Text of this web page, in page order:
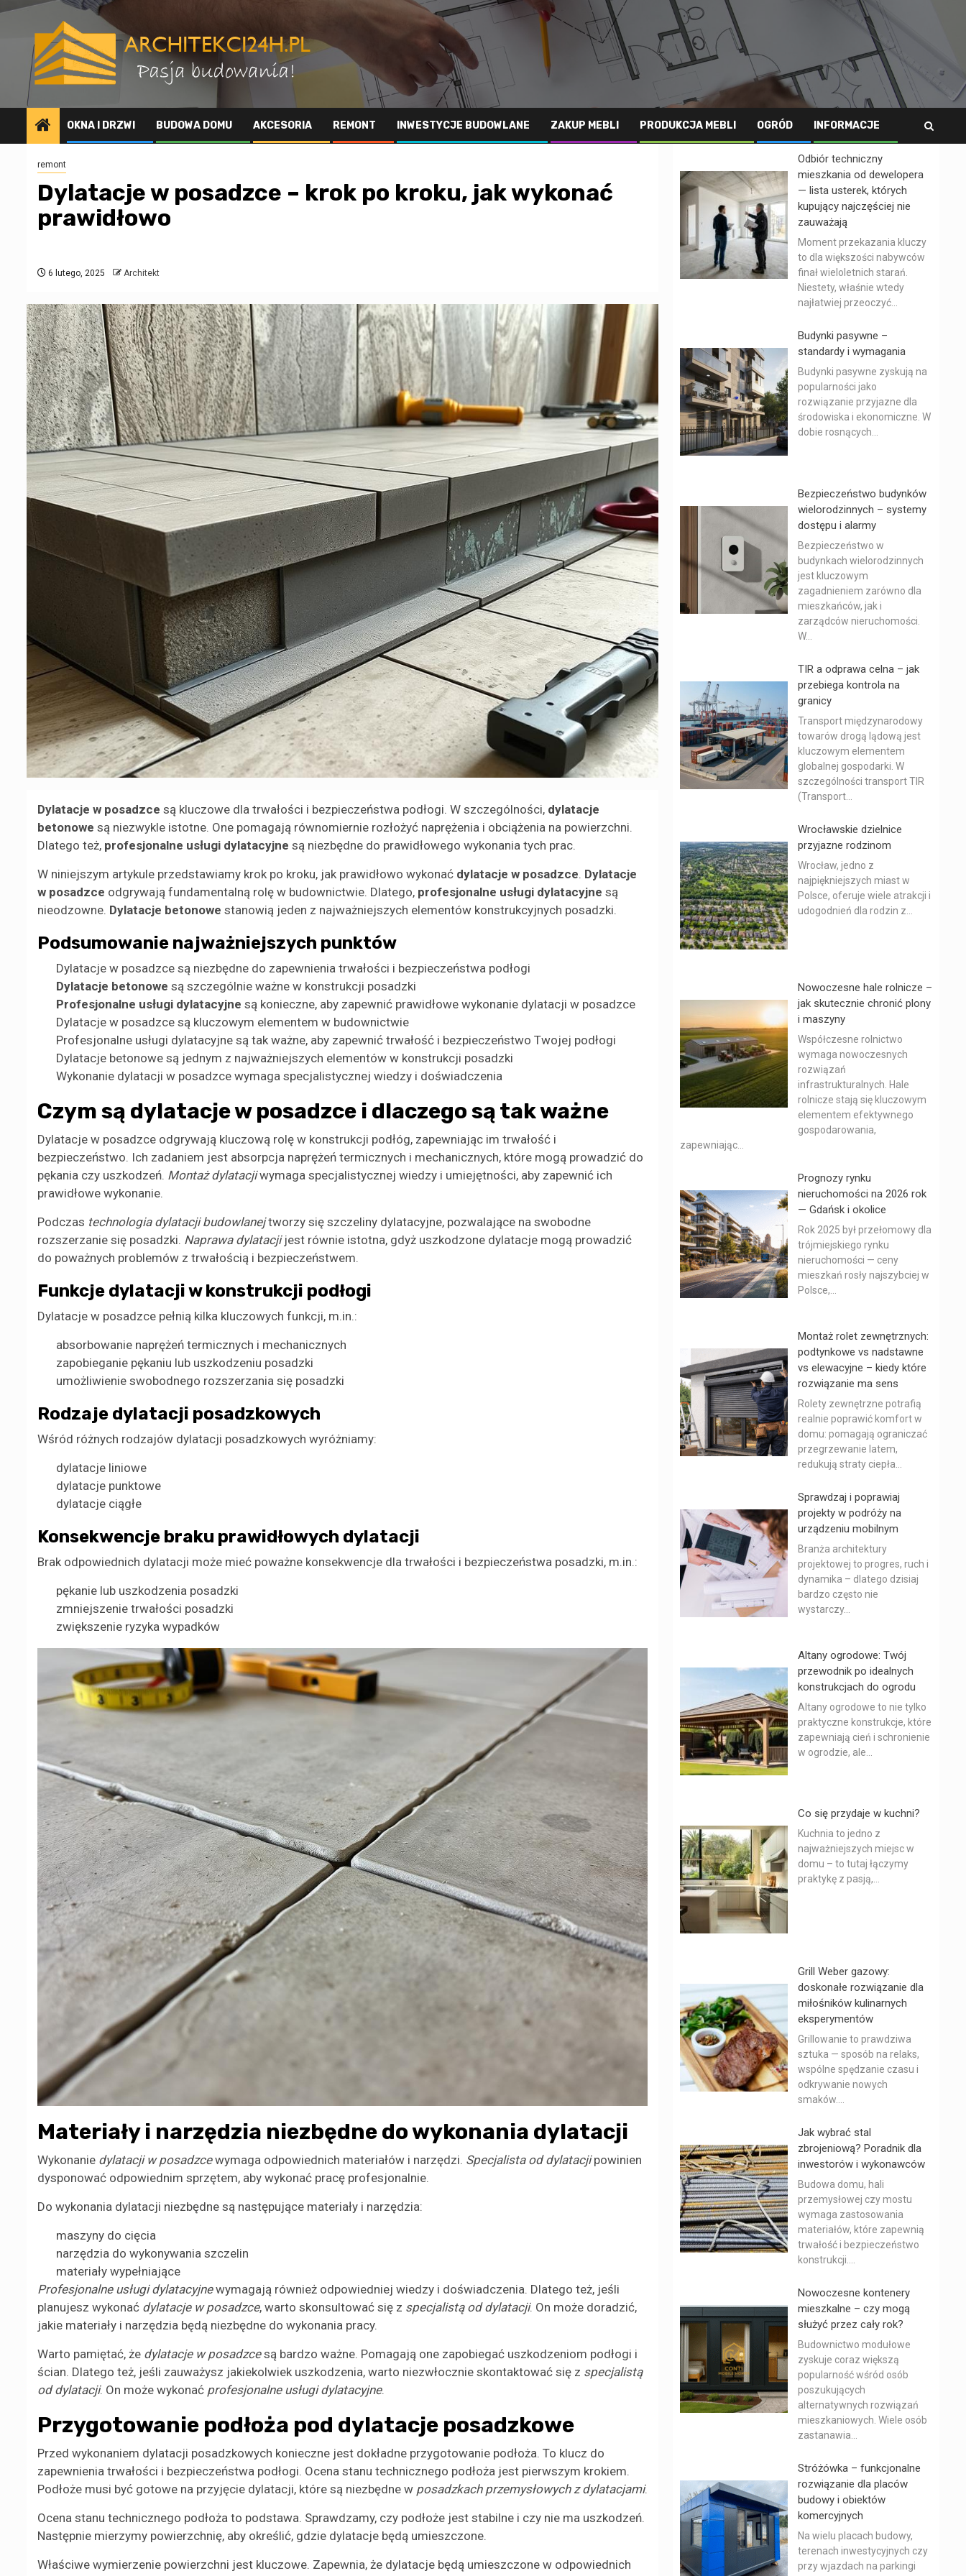
Przejdź
OKNA I DRZWI BUDOWA DOMU AKCESORIA REMONT INWESTYCJE BUDOWLANE ZAKUP MEBLI PRODUKCJA MEBLI OGRÓD INFORMACJE
remont
Dylatacje w posadzce – krok po kroku, jak wykonać
prawidłowo
6 lutego, 2025 Architekt
Dylatacje w posadzce są kluczowe dla trwałości i bezpieczeństwa podłogi. W szczególności, dylatacje
betonowe są niezwykle istotne. One pomagają równomiernie rozłożyć naprężenia i obciążenia na powierzchni.
Dlatego też, profesjonalne usługi dylatacyjne są niezbędne do prawidłowego wykonania tych prac.
W niniejszym artykule przedstawiamy krok po kroku, jak prawidłowo wykonać dylatacje w posadzce. Dylatacje
w posadzce odgrywają fundamentalną rolę w budownictwie. Dlatego, profesjonalne usługi dylatacyjne są
nieodzowne. Dylatacje betonowe stanowią jeden z najważniejszych elementów konstrukcyjnych posadzki.
Podsumowanie najważniejszych punktów
Dylatacje w posadzce są niezbędne do zapewnienia trwałości i bezpieczeństwa podłogi
Dylatacje betonowe są szczególnie ważne w konstrukcji posadzki
Profesjonalne usługi dylatacyjne są konieczne, aby zapewnić prawidłowe wykonanie dylatacji w posadzce
Dylatacje w posadzce są kluczowym elementem w budownictwie
Profesjonalne usługi dylatacyjne są tak ważne, aby zapewnić trwałość i bezpieczeństwo Twojej podłogi
Dylatacje betonowe są jednym z najważniejszych elementów w konstrukcji posadzki
Wykonanie dylatacji w posadzce wymaga specjalistycznej wiedzy i doświadczenia
Czym są dylatacje w posadzce i dlaczego są tak ważne
Dylatacje w posadzce odgrywają kluczową rolę w konstrukcji podłóg, zapewniając im trwałość i
bezpieczeństwo. Ich zadaniem jest absorpcja naprężeń termicznych i mechanicznych, które mogą prowadzić do
pękania czy uszkodzeń. Montaż dylatacjiwymaga specjalistycznej wiedzy i umiejętności, aby zapewnić ich
prawidłowe wykonanie.
Podczas technologia dylatacji budowlanejtworzy się szczeliny dylatacyjne, pozwalające na swobodne
rozszerzanie się posadzki. Naprawa dylatacjijest równie istotna, gdyż uszkodzone dylatacje mogą prowadzić
do poważnych problemów z trwałością i bezpieczeństwem.
Funkcje dylatacji w konstrukcji podłogi
Dylatacje w posadzce pełnią kilka kluczowych funkcji, m.in.:
absorbowanie naprężeń termicznych i mechanicznych
zapobieganie pękaniu lub uszkodzeniu posadzki
umożliwienie swobodnego rozszerzania się posadzki
Rodzaje dylatacji posadzkowych
Wśród różnych rodzajów dylatacji posadzkowych wyróżniamy:
dylatacje liniowe
dylatacje punktowe
dylatacje ciągłe
Konsekwencje braku prawidłowych dylatacji
Brak odpowiednich dylatacji może mieć poważne konsekwencje dla trwałości i bezpieczeństwa posadzki, m.in.:
pękanie lub uszkodzenia posadzki
zmniejszenie trwałości posadzki
zwiększenie ryzyka wypadków
Materiały i narzędzia niezbędne do wykonania dylatacji
Wykonanie dylatacji w posadzcewymaga odpowiednich materiałów i narzędzi. Specjalista od dylatacjipowinien
dysponować odpowiednim sprzętem, aby wykonać pracę profesjonalnie.
Do wykonania dylatacji niezbędne są następujące materiały i narzędzia:
maszyny do cięcia
narzędzia do wykonywania szczelin
materiały wypełniające
Profesjonalne usługi dylatacyjnewymagają również odpowiedniej wiedzy i doświadczenia. Dlatego też, jeśli
planujesz wykonać dylatacje w posadzce, warto skonsultować się z specjalistą od dylatacji. On może doradzić,
jakie materiały i narzędzia będą niezbędne do wykonania pracy.
Warto pamiętać, że dylatacje w posadzcesą bardzo ważne. Pomagają one zapobiegać uszkodzeniom podłogi i
ścian. Dlatego też, jeśli zauważysz jakiekolwiek uszkodzenia, warto niezwłocznie skontaktować się z specjalistą
od dylatacji. On może wykonać profesjonalne usługi dylatacyjne.
Przygotowanie podłoża pod dylatacje posadzkowe
Przed wykonaniem dylatacji posadzkowych konieczne jest dokładne przygotowanie podłoża. To klucz do
zapewnienia trwałości i bezpieczeństwa podłogi. Ocena stanu technicznego podłoża jest pierwszym krokiem.
Podłoże musi być gotowe na przyjęcie dylatacji, które są niezbędne w posadzkach przemysłowych z dylatacjami.
Ocena stanu technicznego podłoża to podstawa. Sprawdzamy, czy podłoże jest stabilne i czy nie ma uszkodzeń.
Następnie mierzymy powierzchnię, aby określić, gdzie dylatacje będą umieszczone.
Właściwe wymierzenie powierzchni jest kluczowe. Zapewnia, że dylatacje będą umieszczone w odpowiednich
Odbiór techniczny
mieszkania od dewelopera
— lista usterek, których
kupujący najczęściej nie
zauważają
Moment przekazania kluczy
to dla większości nabywców
finał wieloletnich starań.
Niestety, właśnie wtedy
najłatwiej przeoczyć...
Budynki pasywne –
standardy i wymagania
Budynki pasywne zyskują na
popularności jako
rozwiązanie przyjazne dla
środowiska i ekonomiczne. W
dobie rosnących...
Bezpieczeństwo budynków
wielorodzinnych – systemy
dostępu i alarmy
Bezpieczeństwo w
budynkach wielorodzinnych
jest kluczowym
zagadnieniem zarówno dla
mieszkańców, jak i
zarządców nieruchomości.
W...
TIR a odprawa celna – jak
przebiega kontrola na
granicy
Transport międzynarodowy
towarów drogą lądową jest
kluczowym elementem
globalnej gospodarki. W
szczególności transport TIR
(Transport...
Wrocławskie dzielnice
przyjazne rodzinom
Wrocław, jedno z
najpiękniejszych miast w
Polsce, oferuje wiele atrakcji i
udogodnień dla rodzin z...
Nowoczesne hale rolnicze –
jak skutecznie chronić plony
i maszyny
Współczesne rolnictwo
wymaga nowoczesnych
rozwiązań
infrastrukturalnych. Hale
rolnicze stają się kluczowym
elementem efektywnego
gospodarowania,
zapewniając...
Prognozy rynku
nieruchomości na 2026 rok
— Gdańsk i okolice
Rok 2025 był przełomowy dla
trójmiejskiego rynku
nieruchomości — ceny
mieszkań rosły najszybciej w
Polsce,...
Montaż rolet zewnętrznych:
podtynkowe vs nadstawne
vs elewacyjne – kiedy które
rozwiązanie ma sens
Rolety zewnętrzne potrafią
realnie poprawić komfort w
domu: pomagają ograniczać
przegrzewanie latem,
redukują straty ciepła...
Sprawdzaj i poprawiaj
projekty w podróży na
urządzeniu mobilnym
Branża architektury
projektowej to progres, ruch i
dynamika – dlatego dzisiaj
bardzo często nie
wystarczy...
Altany ogrodowe: Twój
przewodnik po idealnych
konstrukcjach do ogrodu
Altany ogrodowe to nie tylko
praktyczne konstrukcje, które
zapewniają cień i schronienie
w ogrodzie, ale...
Co się przydaje w kuchni?
Kuchnia to jedno z
najważniejszych miejsc w
domu – to tutaj łączymy
praktykę z pasją,...
Grill Weber gazowy:
doskonałe rozwiązanie dla
miłośników kulinarnych
eksperymentów
Grillowanie to prawdziwa
sztuka — sposób na relaks,
wspólne spędzanie czasu i
odkrywanie nowych
smaków....
Jak wybrać stal
zbrojeniową? Poradnik dla
inwestorów i wykonawców
Budowa domu, hali
przemysłowej czy mostu
wymaga zastosowania
materiałów, które zapewnią
trwałość i bezpieczeństwo
konstrukcji....
Nowoczesne kontenery
mieszkalne – czy mogą
służyć przez cały rok?
Budownictwo modułowe
zyskuje coraz większą
popularność wśród osób
poszukujących
alternatywnych rozwiązań
mieszkaniowych. Wiele osób
zastanawia...
Stróżówka – funkcjonalne
rozwiązanie dla placów
budowy i obiektów
komercyjnych
Na wielu placach budowy,
terenach inwestycyjnych czy
przy wjazdach na parkingi